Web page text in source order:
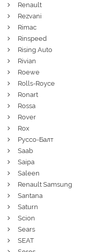
Renault
Rezvani
Rimac
Rinspeed
Rising Auto
Rivian
Roewe
Rolls-Royce
Ronart
Rossa
Rover
Rox
Руссо-Балт
Saab
Saipa
Saleen
Renault Samsung
Santana
Saturn
Scion
Sears
SEAT